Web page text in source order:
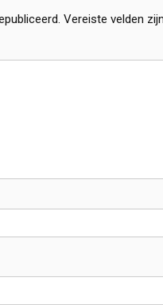
Vereiste velden